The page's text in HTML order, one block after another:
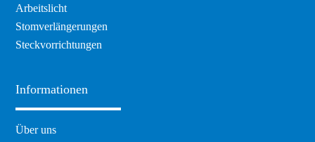
Arbeitslicht
Stomverlängerungen
Steckvorrichtungen
Informationen
Navigation
überspringen
Über uns